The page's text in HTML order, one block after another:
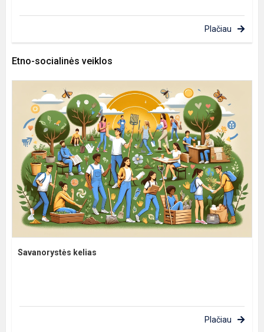
Plačiau
Etno-socialinės veiklos
Savanorystės kelias
Plačiau